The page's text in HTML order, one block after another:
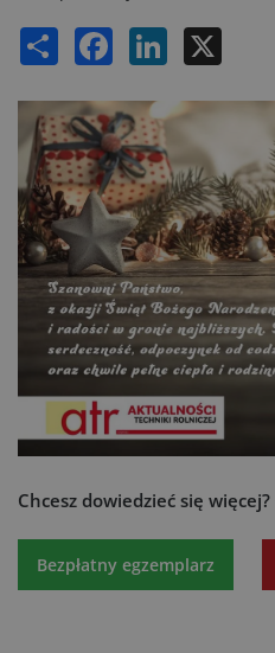
Share Facebook LinkedIn
Chcesz dowiedzieć się więcej?
Bezpłatny egzemplarz